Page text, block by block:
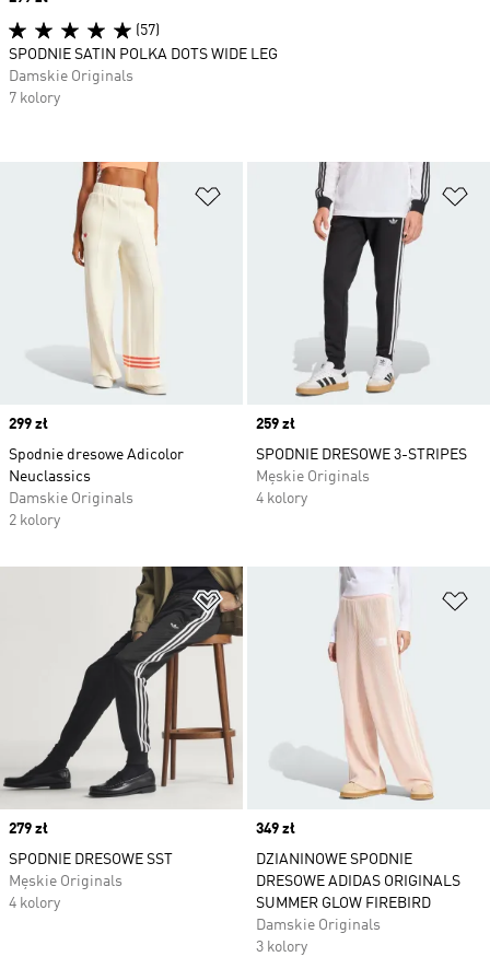
Dodaj do listy życzeń
Price
299 zł
Spodnie dresowe Adicolor
Neuclassics
Damskie Originals
2 kolory
Price
259 zł
SPODNIE DRESOWE 3-STRIPES
Męskie Originals
4 kolory
Dodaj do listy życzeń
Price
279 zł
SPODNIE DRESOWE SST
Męskie Originals
4 kolory
Price
349 zł
DZIANINOWE SPODNIE
DRESOWE ADIDAS ORIGINALS
SUMMER GLOW FIREBIRD
Damskie Originals
3 kolory
(57)
SPODNIE SATIN POLKA DOTS WIDE LEG
Damskie Originals
7 kolory